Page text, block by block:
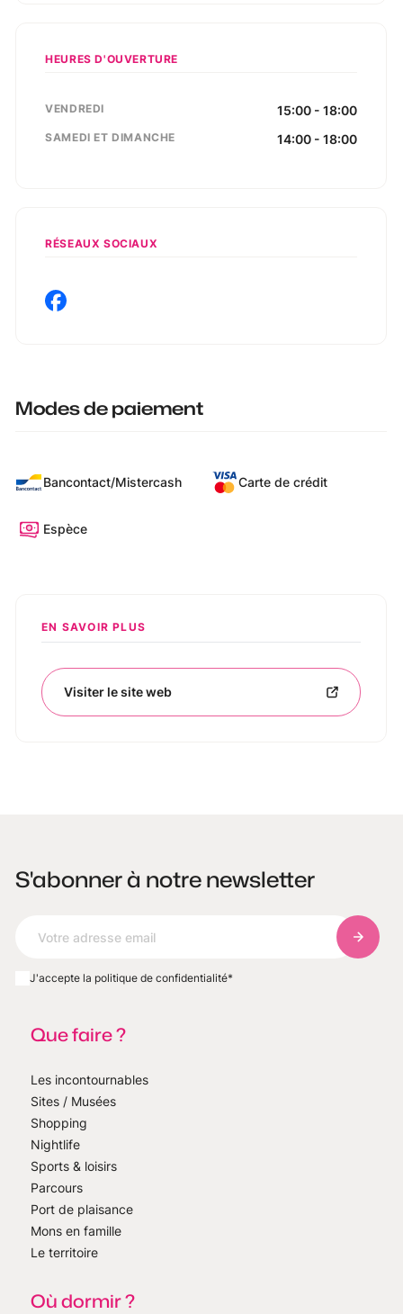
HEURES D'OUVERTURE
VENDREDI 15:00 - 18:00
SAMEDI ET DIMANCHE 14:00 - 18:00
RÉSEAUX SOCIAUX
Modes de paiement
Bancontact/Mistercash Carte de crédit
Espèce
EN SAVOIR PLUS
Visiter le site web
S'abonner à notre newsletter
J'accepte la politique de confidentialité*
Que faire ?
Les incontournables
Sites / Musées
Shopping
Nightlife
Sports & loisirs
Parcours
Port de plaisance
Mons en famille
Le territoire
Où dormir ?